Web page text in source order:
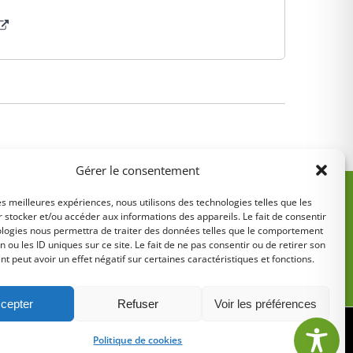
Gérer le consentement
meilleures expériences, nous utilisons des technologies telles que les
stocker et/ou accéder aux informations des appareils. Le fait de consentir
nous permettra de traiter des données telles que le comportement
ou les ID uniques sur ce site. Le fait de ne pas consentir ou de retirer son
peut avoir un effet négatif sur certaines caractéristiques et fonctions.
Refuser Voir les préférences
Politique de cookies
Politique de cookies